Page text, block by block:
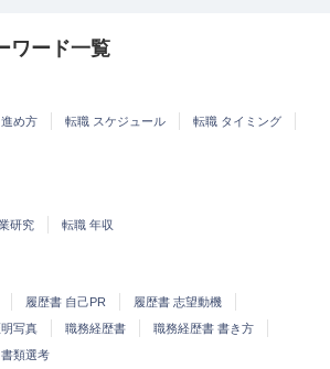
ワード一覧
め方 転職 スケジュール
転職 タイミング
研究 転職 年収
履歴書 自己PR
履歴書 志望動機
写真 職務経歴書
職務経歴書 書き方
書類選考